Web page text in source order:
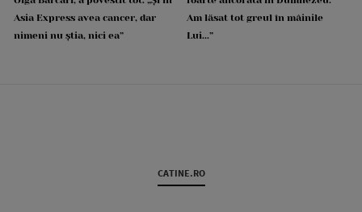
Asia Express avea cancer, dar
nimeni nu știa, nici ea”
Am lăsat tot greul în mâinile
Lui...”
CATINE.RO